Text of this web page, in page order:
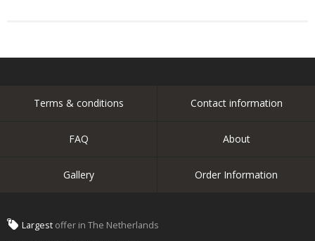
Terms & conditions Contact information
FAQ About
Gallery Order Information
Largest offer in The Netherlands